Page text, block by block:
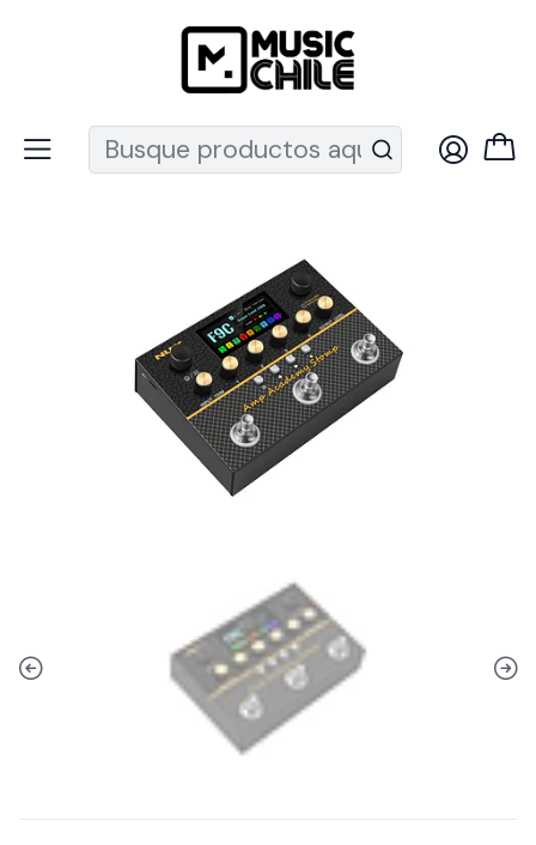
Recuerda que ahora nos puedes encontrar en el MUT
Instrumentos de Cuerda
Pedal de efecto para Guitarra NMA-3AAP Amp Academy
Stomp Nux